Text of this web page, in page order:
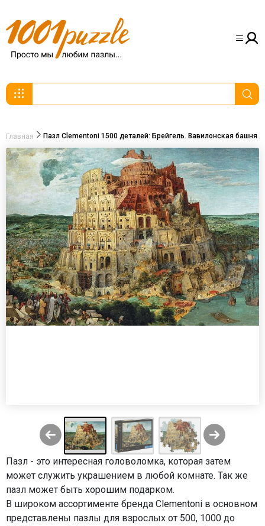
Главная Пазл Clementoni 1500 деталей: Брейгель. Вавилонская башня
Пазл - это интересная головоломка, которая затем
может служить украшением в любой комнате. Так же
пазл может быть хорошим подарком.
В широком ассортименте бренда Clementoni в основном
представлены пазлы для взрослых от 500, 1000 до